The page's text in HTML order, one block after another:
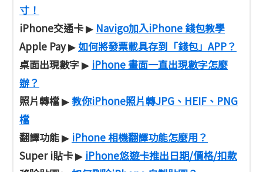
寸！
iPhone交通卡▶ Navigo加入iPhone 錢包教學
Apple Pay▶如何將發票載具存到「錢包」APP？
桌面出現數字▶ iPhone 畫面一直出現數字怎麼
辦？
照片轉檔▶教你iPhone照片轉JPG、HEIF、PNG
檔
翻譯功能▶ iPhone 相機翻譯功能怎麼用？
Super i貼卡▶ iPhone悠遊卡推出日期/價格/扣款